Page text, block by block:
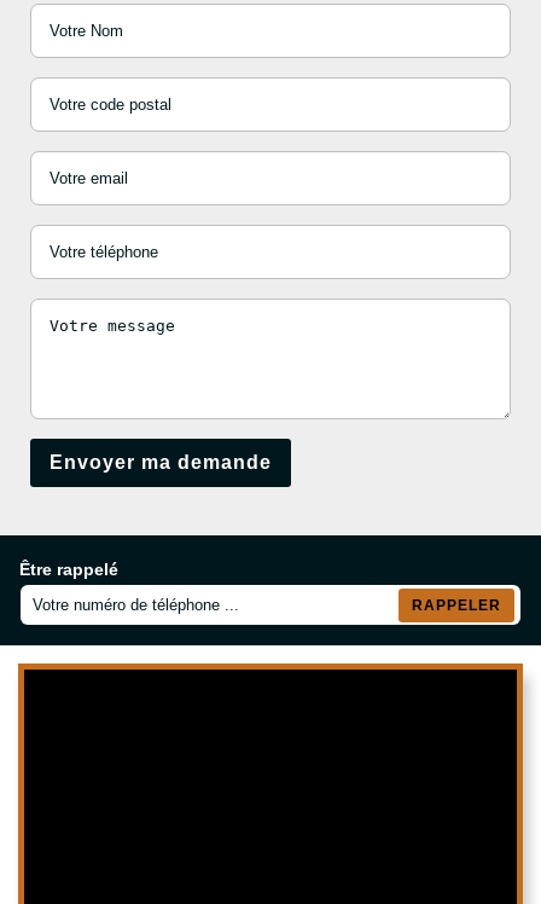
Être rappelé